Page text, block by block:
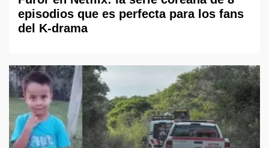
episodios que es perfecta para los fans
del K-drama